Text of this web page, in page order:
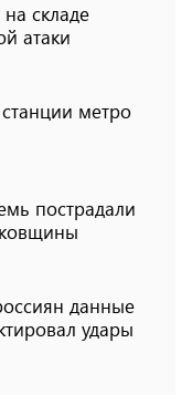
складе
атаки
метро
пострадали
данные
удары